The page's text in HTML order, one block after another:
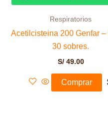
Respiratorios
Acetilcisteina 200 Genfar –
30 sobres.
S/49.00
Comprar